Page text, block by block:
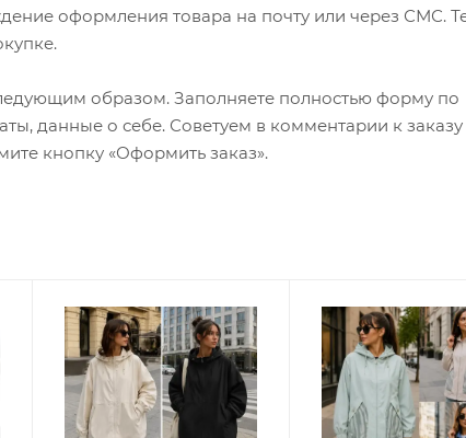
оформления товара на почту или через СМС.
образом. Заполняете полностью форму по
данные о себе. Советуем в комментарии к заказу
кнопку «Оформить заказ».